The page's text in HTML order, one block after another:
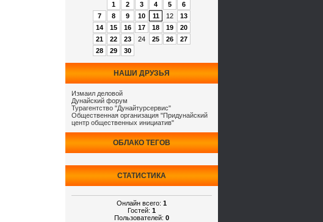
1
2 3 4 5
6
7
8 9 10 11 12
13
14
15 16 17 18 19
20
21
22 23 24 25 26
27
28
29 30
НАШИ ДРУЗЬЯ
Измаил деловой
Дунайский форум
Турагентство "Дунайтурсервис"
Общественная организация "Придунайский
центр общественных инициатив"
ОБЛАКО ТЕГОВ
СТАТИСТИКА
Онлайн всего: 1
Гостей: 1
Пользователей: 0